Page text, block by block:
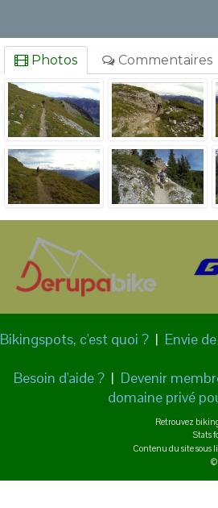
Photos Commentaires
Bikingspots, c'est quoi ? | Envie
Besoin d'aide ?| Devenir
domaine privé
Retrouvez
Stats
Contenu du site sous
©